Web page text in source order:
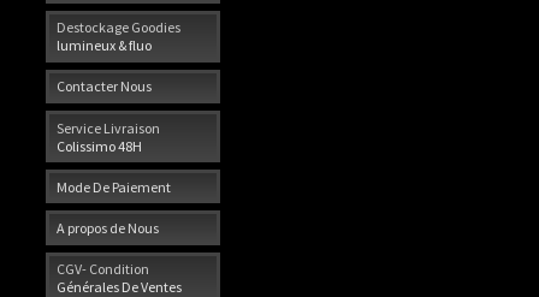
Destockage Goodies
lumineux & fluo
Contacter Nous
Service Livraison
Colissimo 48H
Mode De Paiement
A propos de Nous
CGV- Condition
Générales De Ventes